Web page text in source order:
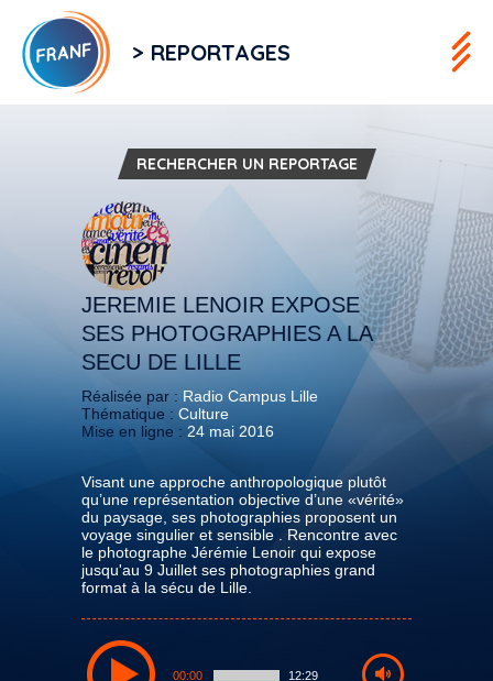
> REPORTAGES
RECHERCHER UN REPORTAGE
JEREMIE LENOIR EXPOSE
SES PHOTOGRAPHIES A LA
SECU DE LILLE
Réalisée par : Radio Campus Lille
Thématique : Culture
Mise en ligne : 24 mai 2016
Visant une approche anthropologique plutôt
qu’une représentation objective d’une «vérité»
du paysage, ses photographies proposent un
voyage singulier et sensible . Rencontre avec
le photographe Jérémie Lenoir qui expose
jusqu'au 9 Juillet ses photographies grand
format à la sécu de Lille.
00:00 12:29